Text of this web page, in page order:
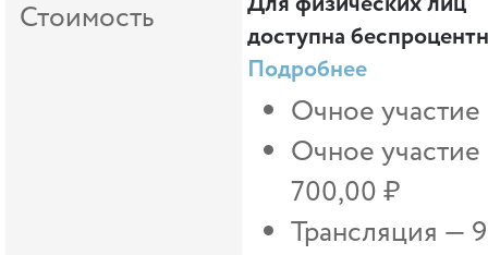
Стоимость
доступна
Подробнее
Очное
Очное
700,00 ₽
Трансляция —